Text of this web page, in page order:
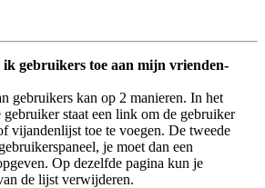
gebruikers toe aan mijn vrienden-
gebruikers kan op 2 manieren. In het
staat een link om de gebruiker
vijandenlijst toe te voegen. De tweede
je moet dan een
Op dezelfde pagina kun je
de lijst verwijderen.